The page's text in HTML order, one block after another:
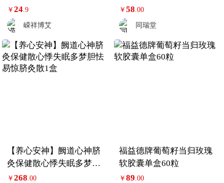
￥24.9
嵘祥博艾
￥58.00
同瑞堂
【养心安神】阙道心神脐
灸保健散心悸失眠多梦胆
怯易惊脐灸散1盒
￥268 .00
福益德牌葡萄籽当归玫瑰
软胶囊单盒60粒
￥89 .00